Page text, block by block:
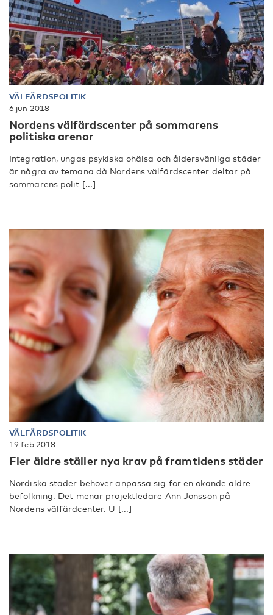
VÄLFÄRDSPOLITIK
6 jun 2018
Nordens välfärdscenter på sommarens
politiska arenor
Integration, ungas psykiska ohälsa och åldersvänliga städer
är några av temana då Nordens välfärdscenter deltar på
sommarens polit [...]
VÄLFÄRDSPOLITIK
19 feb 2018
Fler äldre ställer nya krav på framtidens städer
Nordiska städer behöver anpassa sig för en ökande äldre
befolkning. Det menar projektledare Ann Jönsson på
Nordens välfärdcenter. U [...]